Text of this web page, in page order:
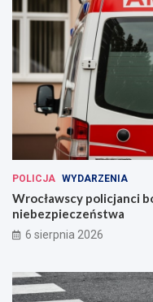
POLICJA WYDARZENIA
Wrocławscy policjanci
niebezpieczeństwa
6 sierpnia 2026